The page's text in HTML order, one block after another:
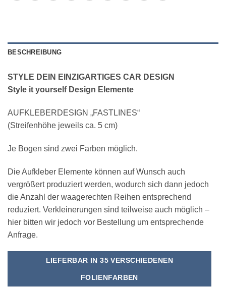
BESCHREIBUNG
STYLE DEIN EINZIGARTIGES CAR DESIGN
Style it yourself Design Elemente
AUFKLEBERDESIGN „FASTLINES“
(Streifenhöhe jeweils ca. 5 cm)
Je Bogen sind zwei Farben möglich.
Die Aufkleber Elemente können auf Wunsch auch
vergrößert produziert werden, wodurch sich dann jedoch
die Anzahl der waagerechten Reihen entsprechend
reduziert. Verkleinerungen sind teilweise auch möglich –
hier bitten wir jedoch vor Bestellung um entsprechende
Anfrage.
LIEFERBAR IN 35 VERSCHIEDENEN
FOLIENFARBEN